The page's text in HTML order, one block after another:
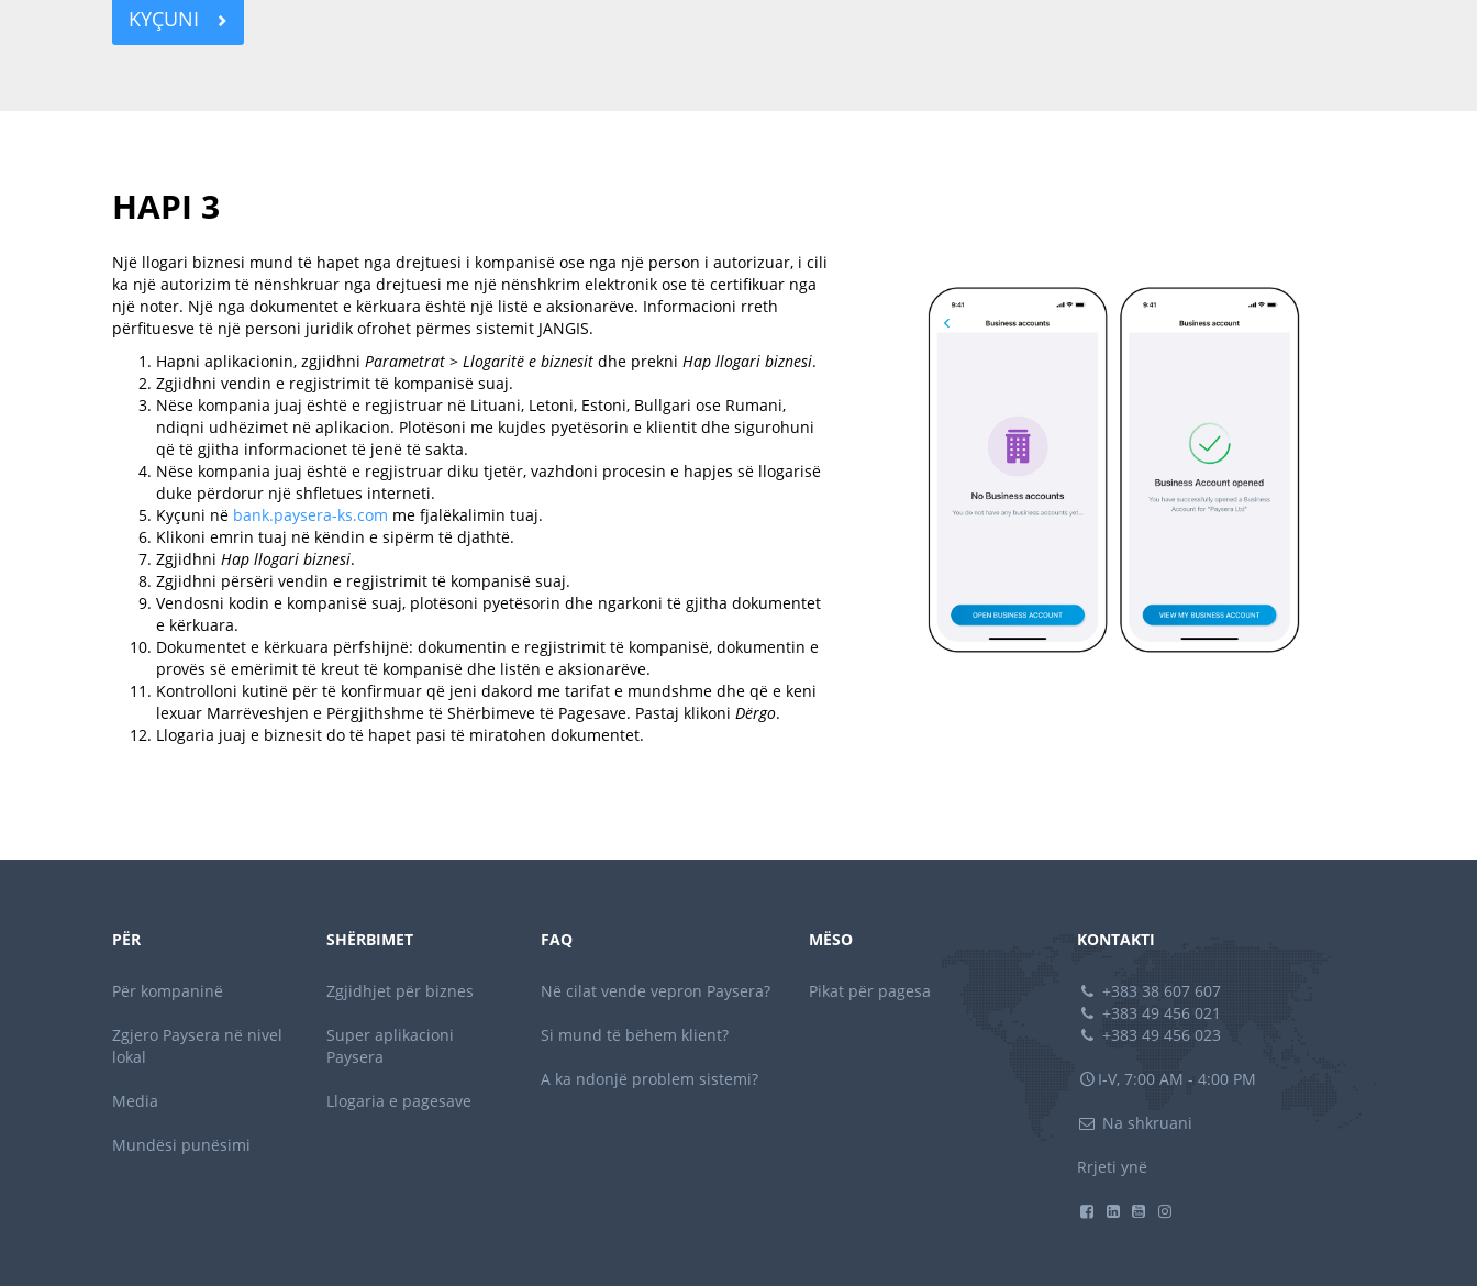
KYÇUNI
HAPI 3
Një llogari biznesi mund të hapet nga drejtuesi i kompanisë ose nga një person i autorizuar, i cili
ka një autorizim të nënshkruar nga drejtuesi me një nënshkrim elektronik ose të certifikuar nga
një noter. Një nga dokumentet e kërkuara është një listë e aksionarëve. Informacioni rreth
përfituesve të një personi juridik ofrohet përmes sistemit JANGIS.
Hapni aplikacionin, zgjidhni Parametrat > Llogaritë e biznesit dhe prekni Hap llogari biznesi.
Zgjidhni vendin e regjistrimit të kompanisë suaj.
Nëse kompania juaj është e regjistruar në Lituani, Letoni, Estoni, Bullgari ose Rumani,
ndiqni udhëzimet në aplikacion. Plotësoni me kujdes pyetësorin e klientit dhe sigurohuni
që të gjitha informacionet të jenë të sakta.
Nëse kompania juaj është e regjistruar diku tjetër, vazhdoni procesin e hapjes së llogarisë
duke përdorur një shfletues interneti.
Kyçuni në bank.paysera-ks.com me fjalëkalimin tuaj.
Klikoni emrin tuaj në këndin e sipërm të djathtë.
Zgjidhni Hap llogari biznesi.
Zgjidhni përsëri vendin e regjistrimit të kompanisë suaj.
Vendosni kodin e kompanisë suaj, plotësoni pyetësorin dhe ngarkoni të gjitha dokumentet
e kërkuara.
Dokumentet e kërkuara përfshijnë: dokumentin e regjistrimit të kompanisë, dokumentin e
provës së emërimit të kreut të kompanisë dhe listën e aksionarëve.
Kontrolloni kutinë për të konfirmuar që jeni dakord me tarifat e mundshme dhe që e keni
lexuar Marrëveshjen e Përgjithshme të Shërbimeve të Pagesave. Pastaj klikoni Dërgo.
Llogaria juaj e biznesit do të hapet pasi të miratohen dokumentet.
PËR
Për kompaninë
Zgjero Paysera në nivel
lokal
Media
Mundësi punësimi
SHËRBIMET
Zgjidhjet për biznes
Super aplikacioni
Paysera
Llogaria e pagesave
FAQ
Në cilat vende vepron Paysera?
Si mund të bëhem klient?
A ka ndonjë problem sistemi?
MËSO
Pikat për pagesa
KONTAKTI
+383 38 607 607
+383 49 456 021
+383 49 456 023
I-V, 7:00 AM - 4:00 PM
Na shkruani
Rrjeti ynë